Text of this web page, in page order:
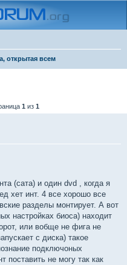
открытая всем
1 из 1
(сата) и один dvd , когда я
хет инт. 4 все хорошо все
разделы монтирует. А вот
настройках биоса) находит
или вобще не фига не
с диска) такое
подключоных
не могу так как